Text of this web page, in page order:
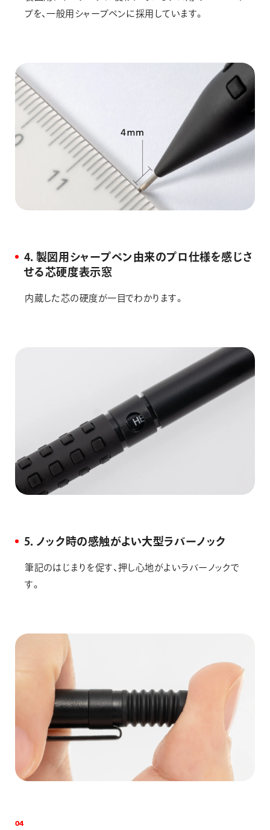
プを、一般用シャープペンに採用しています。
4．製図用シャープペン由来のプロ仕様を感じさ
せる芯硬度表示窓
内蔵した芯の硬度が一目でわかります。
5．ノック時の感触がよい大型ラバーノック
筆記のはじまりを促す、押し心地がよいラバーノックで
す。
04